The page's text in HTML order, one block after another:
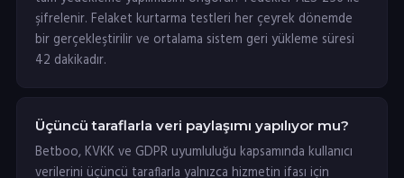
şifrelenir. Felaket kurtarma testleri her çeyrek dönemde
bir gerçekleştirilir ve ortalama sistem geri yükleme süresi
42 dakikadır.
Üçüncü taraflarla veri paylaşımı yapılıyor mu?
Betboo, KVKK ve GDPR uyumluluğu kapsamında kullanıcı
verilerini üçüncü taraflarla yalnızca hizmetin ifası için